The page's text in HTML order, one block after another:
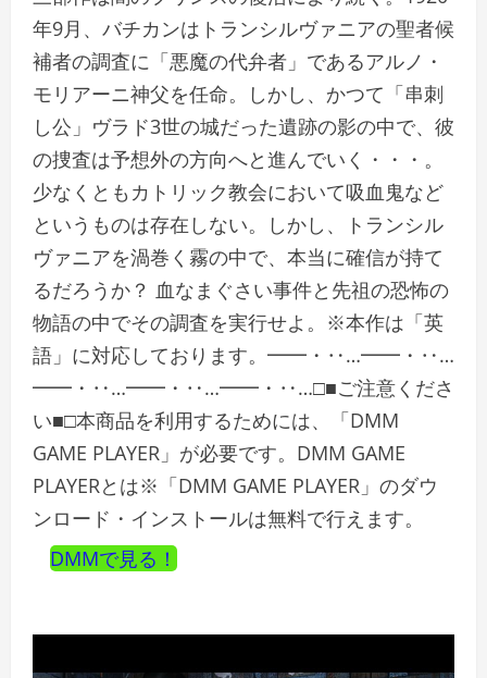
年9月、バチカンはトランシルヴァニアの聖者候
補者の調査に「悪魔の代弁者」であるアルノ・
モリアーニ神父を任命。しかし、かつて「串刺
し公」ヴラド3世の城だった遺跡の影の中で、彼
の捜査は予想外の方向へと進んでいく・・・。
少なくともカトリック教会において吸血鬼など
というものは存在しない。しかし、トランシル
ヴァニアを渦巻く霧の中で、本当に確信が持て
るだろうか？ 血なまぐさい事件と先祖の恐怖の
物語の中でその調査を実行せよ。※本作は「英
語」に対応しております。━━・‥…━━・‥…
━━・‥…━━・‥…━━・‥…□■ご注意くださ
い■□本商品を利用するためには、「DMM
GAME PLAYER」が必要です。DMM GAME
PLAYERとは※「DMM GAME PLAYER」のダウ
ンロード・インストールは無料で行えます。
DMMで見る！